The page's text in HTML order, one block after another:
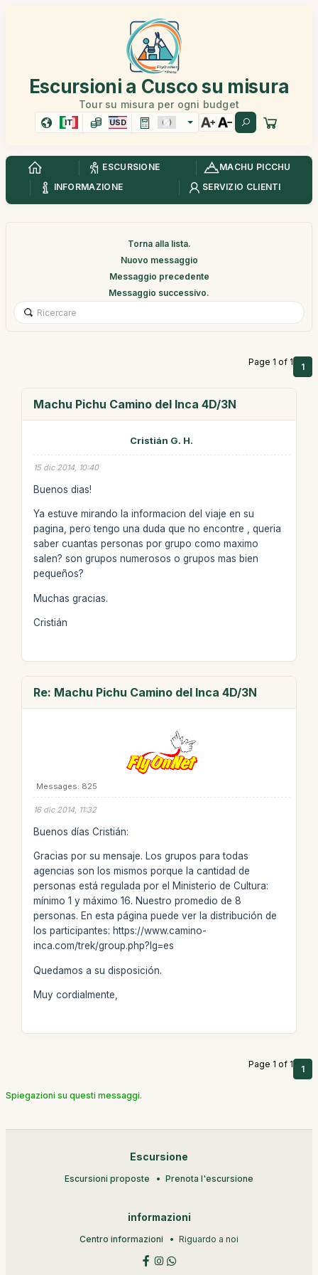
Escursioni a Cusco su misura
Tour su misura per ogni budget
IT USD
ESCURSIONE
MACHU PICCHU
INFORMAZIONE
SERVIZIO CLIENTI
Torna alla lista.
Nuovo messaggio
Messaggio precedente
Messaggio successivo.
Page 1 of 1 1
Machu Pichu Camino del Inca 4D/3N
Cristián G. H.
15 dic 2014, 10:40
Buenos dias!
Ya estuve mirando la informacion del viaje en su
pagina, pero tengo una duda que no encontre , queria
saber cuantas personas por grupo como maximo
salen? son grupos numerosos o grupos mas bien
pequeños?
Muchas gracias.
Cristián
Re: Machu Pichu Camino del Inca 4D/3N
Messages: 825
16 dic 2014, 11:32
Buenos días Cristián:
Gracias por su mensaje. Los grupos para todas
agencias son los mismos porque la cantidad de
personas está regulada por el Ministerio de Cultura:
mínimo 1 y máximo 16. Nuestro promedio de 8
personas. En esta página puede ver la distribución de
los participantes: https://www.camino-
inca.com/trek/group.php?lg=es
Quedamos a su disposición.
Muy cordialmente,
Page 1 of 1 1
Spiegazioni su questi messaggi.
Escursione
Escursioni proposte Prenota l'escursione
informazioni
Centro informazioni Riguardo a noi